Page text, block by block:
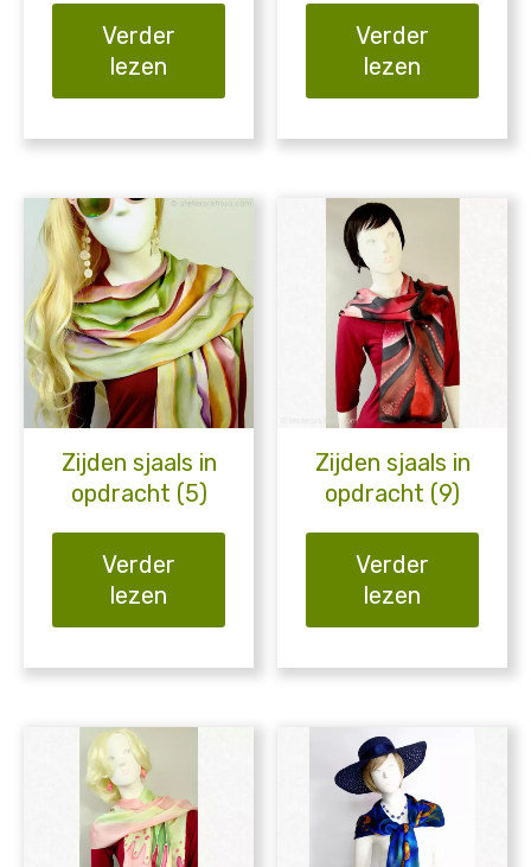
Verder
lezen
Verder
lezen
Zijden sjaals in
opdracht (5)
Verder
lezen
Zijden sjaals in
opdracht (9)
Verder
lezen